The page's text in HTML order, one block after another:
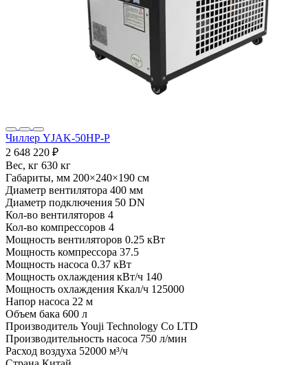
Чиллер YJAK-50HP-P
2 648 220 ₽
Вес, кг 630 кг
Габариты, мм 200×240×190 см
Диаметр вентилятора 400 мм
Диаметр подключения 50 DN
Кол-во вентиляторов 4
Кол-во компрессоров 4
Мощность вентиляторов 0.25 кВт
Мощность компрессора 37.5
Мощность насоса 0.37 кВт
Мощность охлаждения кВт/ч 140
Мощность охлаждения Ккал/ч 125000
Напор насоса 22 м
Объем бака 600 л
Производитель Youji Technology Co LTD
Производительность насоса 750 л/мин
Расход воздуха 52000 м³/ч